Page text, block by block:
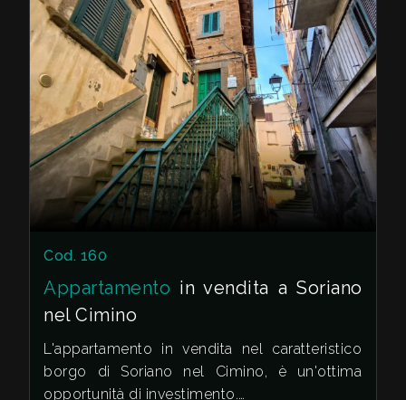
Cod. 160
Appartamento in vendita a Soriano
nel Cimino
L'appartamento in vendita nel caratteristico
borgo di Soriano nel Cimino, è un'ottima
opportunità di investimento.